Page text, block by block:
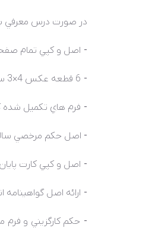
در صورت درس معرفي به
- اصل و کپي تمام
-
- فرم هاي تکميل شده
- اصل حکم مرخصي
- اصل و کپي کارت
- ارائه اصل
- حکم کارگزيني و